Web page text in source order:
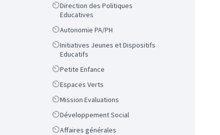
Scope
Direction des Politiques
Educatives
ScopeAutonomie PA/PH
Scope
Initiatives Jeunes et Dispositifs
Educatifs
ScopePetite Enfance
ScopeEspaces Verts
ScopeMission Evaluations
ScopeDéveloppement Social
ScopeAffaires générales